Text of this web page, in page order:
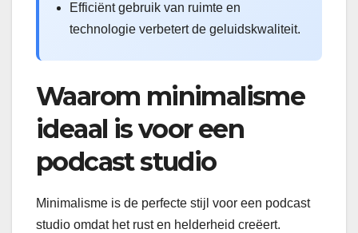
Efficiënt gebruik van ruimte en
technologie verbetert de geluidskwaliteit.
Waarom minimalisme
ideaal is voor een
podcast studio
Minimalisme is de perfecte stijl voor een podcast
studio omdat het rust en helderheid creëert.